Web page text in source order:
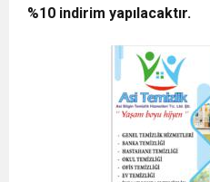
%10 indirim yapılacaktır.